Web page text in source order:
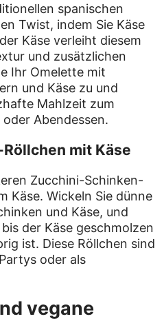
spanischen
Twist, indem Sie Käse
Käse verleiht diesem
und zusätzlichen
Ihr Omelette mit
und Käse zu und
Mahlzeit zum
Abendessen.
mit Käse
Zucchini-Schinken-
Käse. Wickeln Sie dünne
und Käse, und
der Käse geschmolzen
ist. Diese Röllchen sind
oder als
vegane